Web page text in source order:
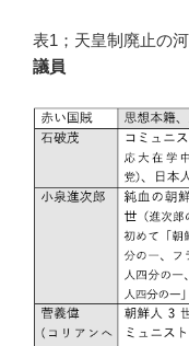
表1；天皇制廃止の
議員